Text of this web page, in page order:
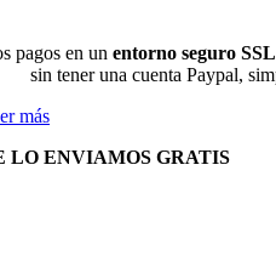
pagos en un entorno seguro SSL
sin tener una cuenta Paypal,
más
LO ENVIAMOS GRATIS